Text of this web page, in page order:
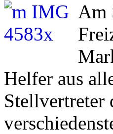
Am
Helfer aus
Stellvertreter